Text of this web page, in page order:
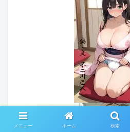
メニュー ホーム 検索